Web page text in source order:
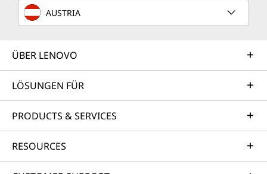
AUSTRIA
ÜBER LENOVO
LÖSUNGEN FÜR
PRODUCTS & SERVICES
RESOURCES